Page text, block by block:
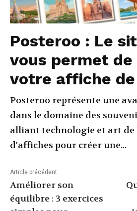
Posteroo : Le
vous permet
votre affiche de
Posteroo représente une
dans le domaine des
alliant technologie et art de
d'affiches pour créer une...
Article précédent
Améliorer son
équilibre : 3 exercices